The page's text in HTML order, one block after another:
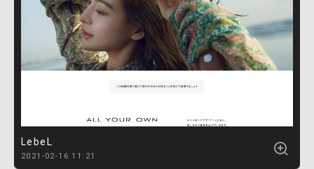
LebeL
2021-02-16 11:21